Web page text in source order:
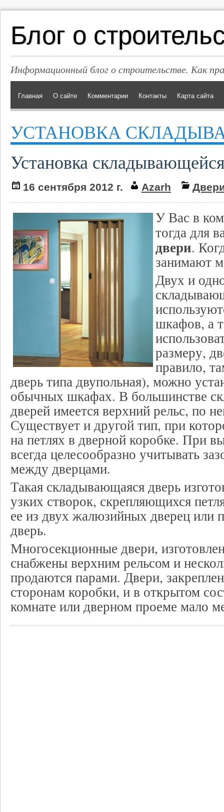
Блог о
Информационный блог о строительстве. Как
Главная О сайте Комментарии Контакты Карта сайта
УСТАНОВКА
Установка
16 сентября 2012 г. Azarh
У Вас в
тогда для
двери.
занимают
Двух и
шкафов, а
размеру,
правило,
дверь типа двупольная), можно
обычных шкафах. В большинстве
дверей имеется верхний рельс, по
Существует и другой тип, при
на петлях в дверной коробке. При
всегда целесообразно учитывать
между дверцами.
Такая складывающаяся дверь
узких створок, скрепляющихся
ее из двух жалюзийных дверец или
дверь.
Многосекционные двери,
снабжены верхним рельсом и
продаются парами. Двери,
сторонам коробки, и в открытом
комнате или дверном проеме мало